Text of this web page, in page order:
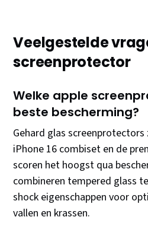
Veelgestelde
screenprotector
Welke apple
beste bescherming?
Gehard glas screenprotectors
iPhone 16 combiset en de
scoren het hoogst qua
combineren tempered glass
shock eigenschappen voor
vallen en krassen.